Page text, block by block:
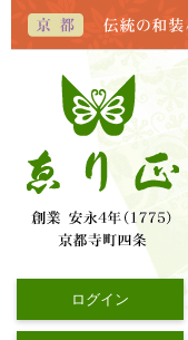
ログイン